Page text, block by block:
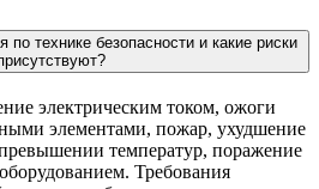
по технике безопасности и какие риски
электрическим током, ожоги
элементами, пожар, ухудшение
температур, поражение
Требования